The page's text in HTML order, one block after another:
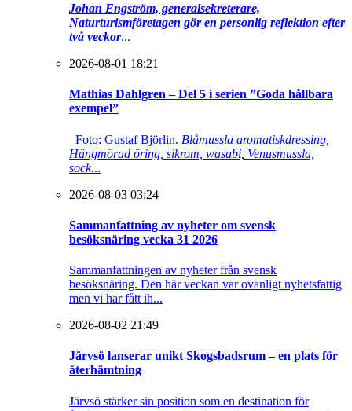
Johan Engström, generalsekreterare,
Naturturismföretagen gör en personlig reflektion efter
två veckor...
2026-08-01 18:21
Mathias Dahlgren – Del 5 i serien ”Goda hållbara
exempel”
Foto: Gustaf Björlin. Blåmussla aromatiskdressing,
Hängmörad öring, sikrom, wasabi, Venusmussla,
sock...
2026-08-03 03:24
Sammanfattning av nyheter om svensk
besöksnäring vecka 31 2026
Sammanfattningen av nyheter från svensk
besöksnäring. Den här veckan var ovanligt nyhetsfattig
men vi har fått ih...
2026-08-02 21:49
Järvsö lanserar unikt Skogsbadsrum – en plats för
återhämtning
Järvsö stärker sin position som en destination för